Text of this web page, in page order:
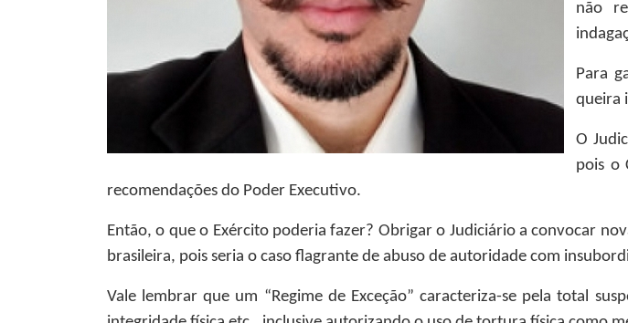
não
Para
queira
O
pois o
recomendações do Poder Executivo.
Então, o que o Exército poderia fazer? Obrigar o Judiciário a convocar
brasileira, pois seria o caso flagrante de abuso de autoridade com
Vale lembrar que um “Regime de Exceção” caracteriza-se pela total